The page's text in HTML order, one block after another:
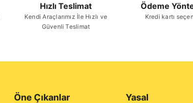
Hızlı Teslimat
Kendi Araçlarımız İle Hızlı ve
Güvenli Teslimat
Ödeme
Kredi kartı
Öne Çıkanlar Yasal